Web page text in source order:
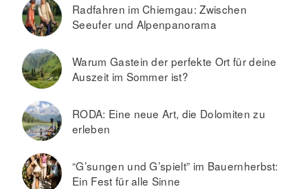
Radfahren im Chiemgau: Zwischen
Seeufer und Alpenpanorama
Warum Gastein der perfekte Ort für deine
Auszeit im Sommer ist?
RODA: Eine neue Art, die Dolomiten zu
erleben
“G’sungen und G’spielt” im Bauernherbst:
Ein Fest für alle Sinne